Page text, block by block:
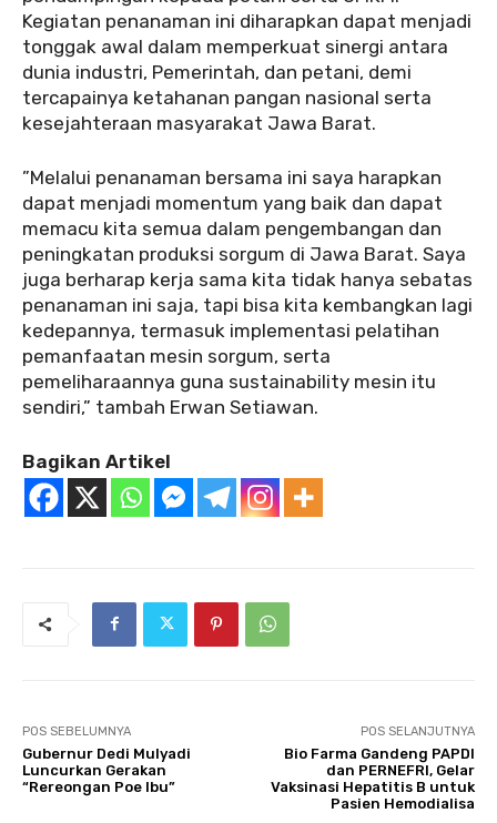
Kegiatan penanaman ini diharapkan dapat menjadi
tonggak awal dalam memperkuat sinergi antara
dunia industri, Pemerintah, dan petani, demi
tercapainya ketahanan pangan nasional serta
kesejahteraan masyarakat Jawa Barat.
”Melalui penanaman bersama ini saya harapkan
dapat menjadi momentum yang baik dan dapat
memacu kita semua dalam pengembangan dan
peningkatan produksi sorgum di Jawa Barat. Saya
juga berharap kerja sama kita tidak hanya sebatas
penanaman ini saja, tapi bisa kita kembangkan lagi
kedepannya, termasuk implementasi pelatihan
pemanfaatan mesin sorgum, serta
pemeliharaannya guna sustainability mesin itu
sendiri,” tambah Erwan Setiawan.
Bagikan Artikel
POS SEBELUMNYA
Gubernur Dedi Mulyadi
Luncurkan Gerakan
“Rereongan Poe Ibu”
POS SELANJUTNYA
Bio Farma Gandeng PAPDI
dan PERNEFRI, Gelar
Vaksinasi Hepatitis B untuk
Pasien Hemodialisa